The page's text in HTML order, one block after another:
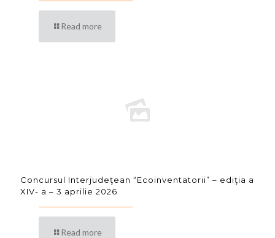
Read more
Concursul Interjudeţean “Ecoinventatorii” – ediţia a
XIV- a – 3 aprilie 2026
Read more